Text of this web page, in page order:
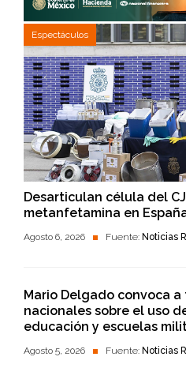
Espectáculos
Desarticulan célula del
metanfetamina en
Agosto 6, 2026 Fuente: Noticias
Mario Delgado convoca
nacionales sobre el uso
educación y escuelas
Agosto 5, 2026 Fuente: Noticias